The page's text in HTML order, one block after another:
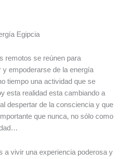
Egipcia
remotos se reúnen para
empoderarse de la energía
tiempo una actividad que se
esta realidad esta cambiando a
despertar de la consciencia y que
que nunca, no sólo como
a vivir una experiencia poderosa y